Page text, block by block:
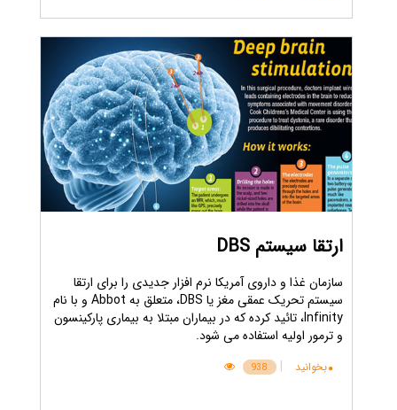
ارتقا سیستم DBS
سازمان غذا و داروی آمریکا نرم افزار جدیدی را برای ارتقا
سیستم تحریک عمقی مغز یا DBS، متعلق به Abbot و با نام
Infinity، تائید کرده که در بیماران مبتلا به بیماری پارکینسون
و ترمور اولیه استفاده می شود.
بخوانید |
938